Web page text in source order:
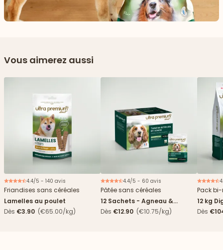
Vous aimerez aussi
4.4/5 - 140 avis
Friandises sans céréales
Lamelles au poulet
Dès €3.90 (€65.00/kg)
4.4/5 - 60 avis
Pâtée sans céréales
12 Sachets - Agneau &
haricots verts
Dès €12.90 (€10.75/kg)
Pack
12 kg
boîtes
Dès